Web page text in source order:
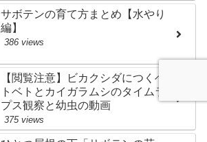
サボテンの育て方まとめ【水やり
編】
386 views
【閲覧注意】ビカクシダにつくベ
トベトとカイガラムシのタイムラ
プス観察と幼虫の動画
375 views